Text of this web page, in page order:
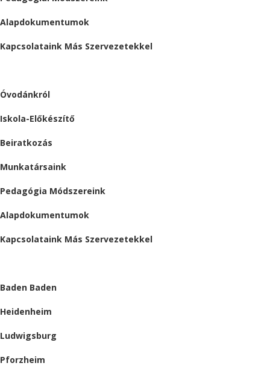
Alapdokumentumok
Kapcsolataink Más Szervezetekkel
Óvodánkról
Iskola-Előkészítő
Beiratkozás
Munkatársaink
Pedagógia Módszereink
Alapdokumentumok
Kapcsolataink Más Szervezetekkel
Baden Baden
Heidenheim
Ludwigsburg
Pforzheim